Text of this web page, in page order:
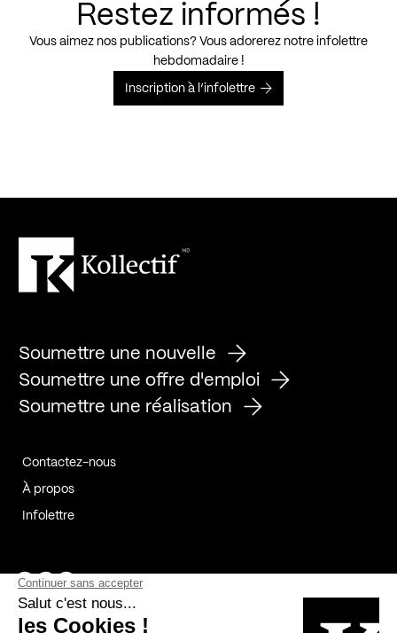
Restez informés !
Vous aimez nos publications? Vous adorerez notre infolettre
hebdomadaire !
Inscription à l’infolettre
Soumettre une nouvelle
Soumettre une offre d'emploi
Soumettre une réalisation
Contactez-nous
À propos
Infolettre
Page Facebook de Kollectif
Page Instagram de Kollectif
Page Linkedin de Kollectif